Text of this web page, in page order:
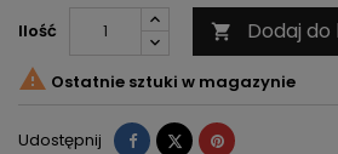
Ilość  Dodaj do
 Ostatnie sztuki w magazynie
Udostępnij Udostępnij
TweetujPinterest